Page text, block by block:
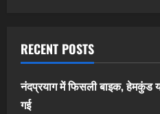
RECENT POSTS
नंदप्रयाग में फिसली बाइक, हेमकुंड
गई